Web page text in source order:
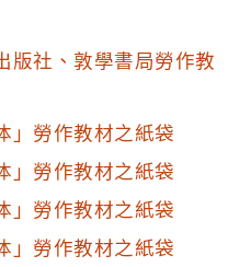
24巷18弄23號，電
蹺版(厚紙工)2.水鳥(剪
紙工)6.葉子利用(鄉土
)10.菓物或菜類(黏土
猴子爬樹(厚紙工)1
版社、敦學書局勞作教
」勞作教材之紙袋
」勞作教材之紙袋
」勞作教材之紙袋
」勞作教材之紙袋